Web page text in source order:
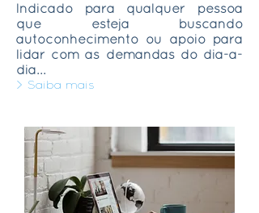
> Saiba mais
Indicado para qualquer pessoa
que esteja buscando
autoconhecimento ou apoio para
lidar com as demandas do dia-a-
dia...